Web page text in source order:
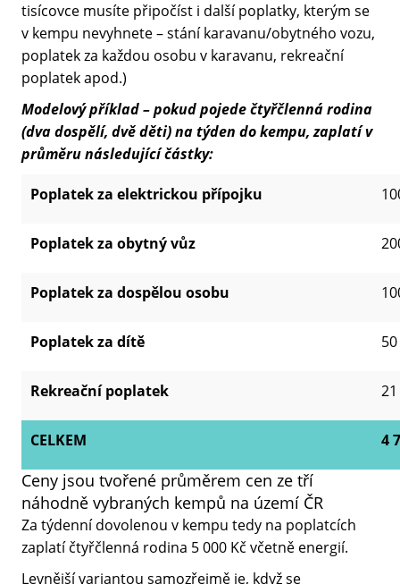
tisícovce musíte připočíst i další poplatky, kterým se
v kempu nevyhnete – stání karavanu/obytného vozu,
poplatek za každou osobu v karavanu, rekreační
poplatek apod.)
Modelový příklad – pokud pojede čtyřčlenná rodina
(dva dospělí, dvě děti) na týden do kempu, zaplatí v
průměru následující částky:
Poplatek za elektrickou přípojku
Poplatek za obytný vůz
Poplatek za dospělou osobu
Poplatek za dítě
Rekreační poplatek
CELKEM 4
Ceny jsou tvořené průměrem cen ze tří
náhodně vybraných kempů na území ČR
Za týdenní dovolenou v kempu tedy na poplatcích
zaplatí čtyřčlenná rodina 5 000 Kč včetně energií.
Levnější variantou samozřejmě je, když se